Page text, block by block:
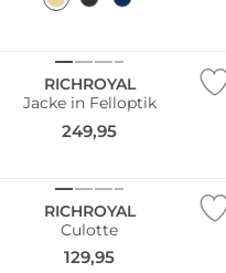
RICHROYAL
Jacke in Felloptik
249,95
RICHROYAL
Culotte
129,95